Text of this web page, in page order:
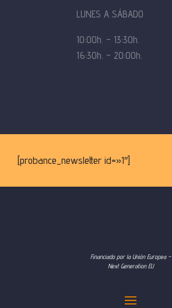
LUNES A SÁBADO
10:00h. – 13:30h.
16:30h. – 20:00h.
[probance_newsletter id=»1″]
Financiado por la Unión Europea –
Next Generation EU